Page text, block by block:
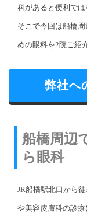
科があると便利では
そこで今回は船橋
めの眼科を2院ご紹
弊社へ
船橋周辺
ら眼科
JR船橋駅北口から
や美容皮膚科の診療